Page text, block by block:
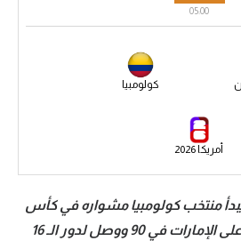
05:00
كولومبيا
أمريكا 2026
يبدأ منتخب كولومبيا مشواره في كأس
العالم بانتصار بعدما فاز على الإمارات في 90 ووصل لدور الـ 16